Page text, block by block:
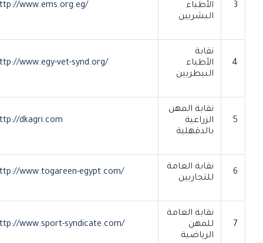
الأطباء
البشريين
http://www.ems.org.eg/
نقابة
الأطباء
البيطريين
http://www.egy-vet-synd.org/
نقابة المهن
الزراعية
بالدقهلية
http://dkagri.com
نقابة العامة
للتجاريين
http://www.togareen-egypt.com/
نقابة العامة
للمهن
الرياضية
http://www.sport-syndicate.com/